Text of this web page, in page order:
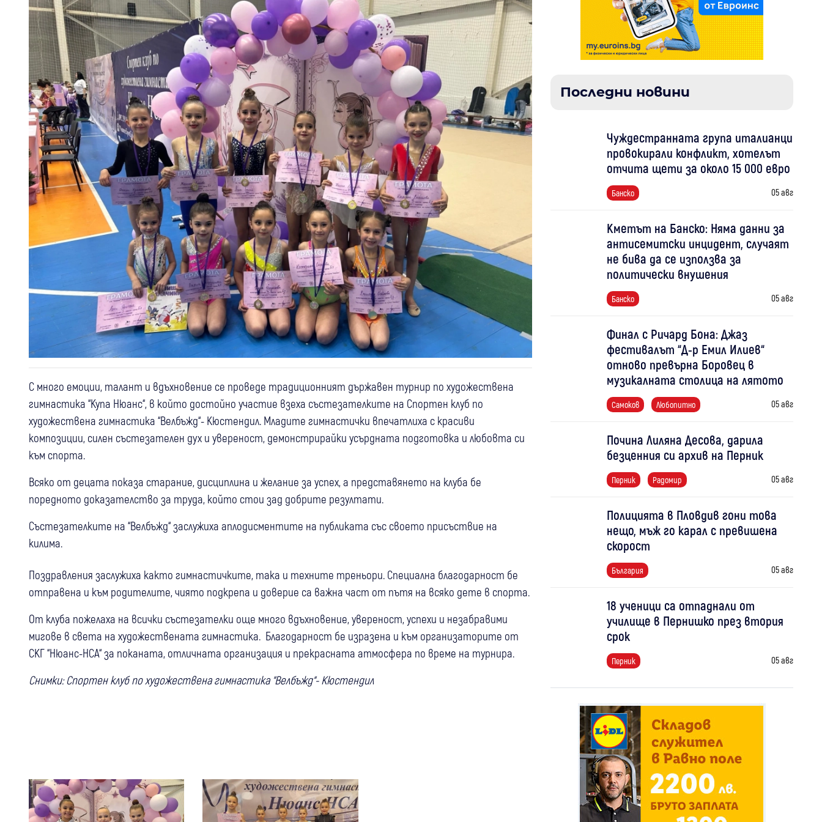
С много емоции, талант и вдъхновение се проведе традиционният държавен турнир по художествена
гимнастика “Купа Нюанс“, в който достойно участие взеха състезателките на Спортен клуб по
художествена гимнастика “Велбъжд“- Кюстендил. Младите гимнастички впечатлиха с красиви
композиции, силен състезателен дух и увереност, демонстрирайки усърдната подготовка и любовта си
към спорта.
Всяко от децата показа старание, дисциплина и желание за успех, а представянето на клуба бе
поредното доказателство за труда, който стои зад добрите резултати.
Състезателките на “Велбъжд“ заслужиха аплодисментите на публиката със своето присъствие на
килима.
Поздравления заслужиха както гимнастичките, така и техните треньори. Специална благодарност бе
отправена и към родителите, чиято подкрепа и доверие са важна част от пътя на всяко дете в спорта.
От клуба пожелаха на всички състезателки още много вдъхновение, увереност, успехи и незабравими
мигове в света на художествената гимнастика. Благодарност бе изразена и към организаторите от
СКГ “Нюанс-НСА“ за поканата, отличната организация и прекрасната атмосфера по време на турнира.
Снимки: Спортен клуб по художествена гимнастика “Велбъжд“- Кюстендил
Последни новини
Чуждестранната група италианци
провокирали конфликт, хотелът
отчита щети за около 15 000 евро
Банско 05 авг
Кметът на Банско: Няма данни за
антисемитски инцидент, случаят
не бива да се използва за
политически внушения
Банско 05 авг
Финал с Ричард Бона: Джаз
фестивалът “Д-р Емил Илиев“
отново превърна Боровец в
музикалната столица на лятото
Самоков Любопитно 05 авг
Почина Лиляна Десова, дарила
безценния си архив на Перник
Перник Радомир 05 авг
Полицията в Пловдив гони това
нещо, мъж го карал с превишена
скорост
България 05 авг
18 ученици са отпаднали от
училище в Пернишко през втория
срок
Перник 05 авг